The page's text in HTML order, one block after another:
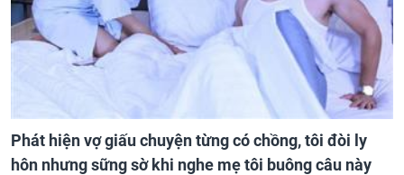
Phát hiện vợ giấu chuyện từng có chồng, tôi đòi ly
hôn nhưng sững sờ khi nghe mẹ tôi buông câu này